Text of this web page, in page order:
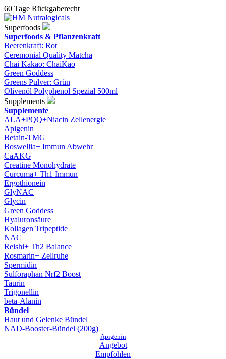
60 Tage Rückgaberecht
Superfoods
Superfoods & Pflanzenkraft
Beerenkraft: Rot
Ceremonial Quality Matcha
Chai Kakao: ChaiKao
Green Goddess
Greens Pulver: Grün
Olivenöl Polyphenol Spezial 500ml
Supplements
Supplemente
ALA+PQQ+Niacin Zellenergie
Apigenin
Betain-TMG
Boswellia+ Immun Abwehr
CaAKG
Creatine Monohydrate
Curcuma+ Th1 Immun
Ergothionein
GlyNAC
Glycin
Green Goddess
Hyaluronsäure
Kollagen Tripeptide
NAC
Reishi+ Th2 Balance
Rosmarin+ Zellruhe
Spermidin
Sulforaphan Nrf2 Boost
Taurin
Trigonellin
beta-Alanin
Bündel
Haut und Gelenke Bündel
NAD-Booster-Bündel (200g)
Apigenin
Angebot
Empfohlen